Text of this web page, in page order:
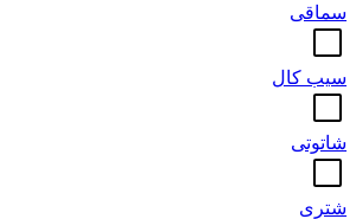
سماقی
سیب کال
شاتوتی
شتری